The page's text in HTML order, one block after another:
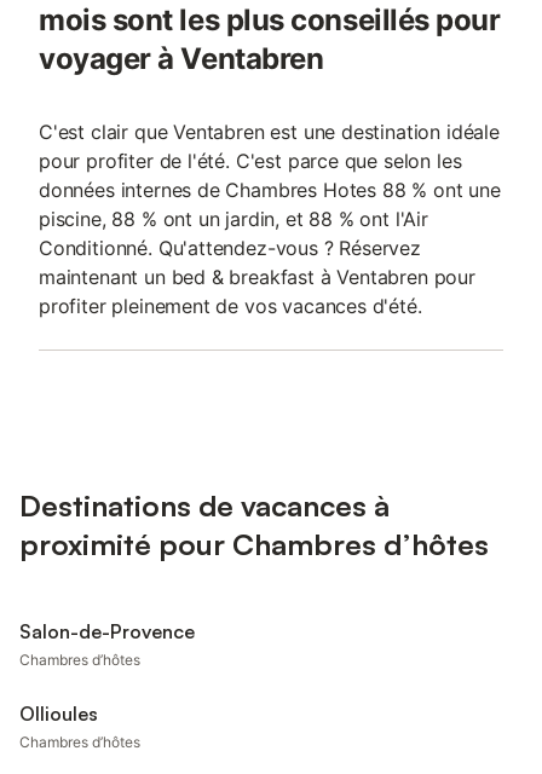
mois sont les plus conseillés pour
voyager à Ventabren
C'est clair que Ventabren est une destination idéale
pour profiter de l'été. C'est parce que selon les
données internes de Chambres Hotes 88 % ont une
piscine, 88 % ont un jardin, et 88 % ont l'Air
Conditionné. Qu'attendez-vous ? Réservez
maintenant un bed & breakfast à Ventabren pour
profiter pleinement de vos vacances d'été.
Destinations de vacances à
proximité pour Chambres d’hôtes
Salon-de-Provence
Chambres d’hôtes
Ollioules
Chambres d’hôtes